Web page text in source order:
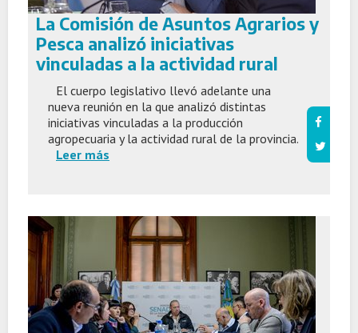
La Comisión de Asuntos Agrarios y
Pesca analizó iniciativas
vinculadas a la actividad rural
El cuerpo legislativo llevó adelante una
nueva reunión en la que analizó distintas
iniciativas vinculadas a la producción
agropecuaria y la actividad rural de la provincia.
Leer más